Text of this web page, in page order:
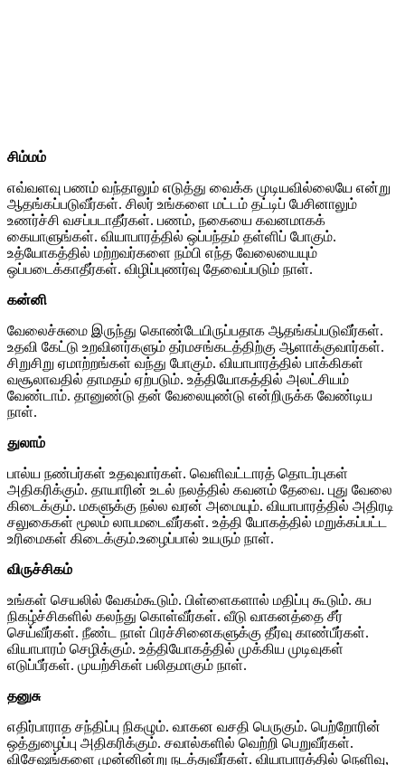
சிம்மம்
எவ்வளவு பணம் வந்தாலும் எடுத்து வைக்க முடியவில்லையே என்று
ஆதங்கப்படுவீர்கள். சிலர் உங்களை மட்டம் தட்டிப் பேசினாலும்
உணர்ச்சி வசப்படாதீர்கள். பணம், நகையை கவனமாகக்
கையாளுங்கள். வியாபாரத்தில் ஒப்பந்தம் தள்ளிப் போகும்.
உத்யோகத்தில் மற்றவர்களை நம்பி எந்த வேலையையும்
ஒப்படைக்காதீர்கள். விழிப்புணர்வு தேவைப்படும் நாள்.
கன்னி
வேலைச்சுமை இருந்து கொண்டேயிருப்பதாக ஆதங்கப்படுவீர்கள்.
உதவி கேட்டு உறவினர்களும் தர்மசங்கடத்திற்கு ஆளாக்குவார்கள்.
சிறுசிறு ஏமாற்றங்கள் வந்து போகும். வியாபாரத்தில் பாக்கிகள்
வசூலாவதில் தாமதம் ஏற்படும். உத்தியோகத்தில் அலட்சியம்
வேண்டாம். தானுண்டு தன் வேலையுண்டு என்றிருக்க வேண்டிய
நாள்.
துலாம்
பால்ய நண்பர்கள் உதவுவார்கள். வெளிவட்டாரத் தொடர்புகள்
அதிகரிக்கும். தாயாரின் உடல் நலத்தில் கவனம் தேவை. புது வேலை
கிடைக்கும். மகளுக்கு நல்ல வரன் அமையும். வியாபாரத்தில் அதிரடி
சலுகைகள் மூலம் லாபமடைவீர்கள். உத்தி யோகத்தில் மறுக்கப்பட்ட
உரிமைகள் கிடைக்கும்.உழைப்பால் உயரும் நாள்.
விருச்சிகம்
உங்கள் செயலில் வேகம்கூடும். பிள்ளைகளால் மதிப்பு கூடும். சுப
நிகழ்ச்சிகளில் கலந்து கொள்வீர்கள். வீடு வாகனத்தை சீர்
செய்வீர்கள். நீண்ட நாள் பிரச்சினைகளுக்கு தீர்வு காண்பீர்கள்.
வியாபாரம் செழிக்கும். உத்தியோகத்தில் முக்கிய முடிவுகள்
எடுப்பீர்கள். முயற்சிகள் பலிதமாகும் நாள்.
தனுசு
எதிர்பாராத சந்திப்பு நிகழும். வாகன வசதி பெருகும். பெற்றோரின்
ஒத்துழைப்பு அதிகரிக்கும். சவால்களில் வெற்றி பெறுவீர்கள்.
விசேஷங்களை முன்னின்று நடத்துவீர்கள். வியாபாரத்தில் நெளிவு,